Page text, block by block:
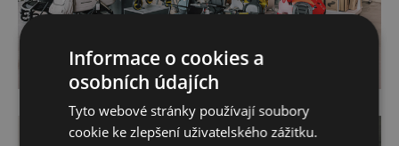
Informace o cookies a
osobních údajích
Tyto webové stránky používají soubory
cookie ke zlepšení uživatelského zážitku.